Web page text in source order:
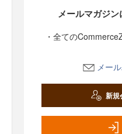
メールマガジン
・全ての
メー
新規